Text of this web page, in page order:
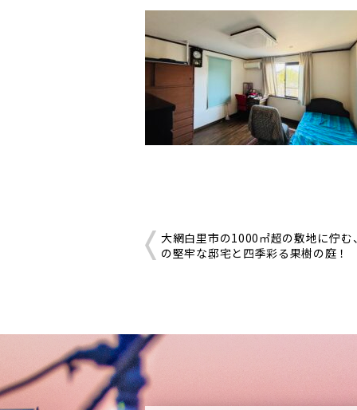
大網白里市の1000㎡超の敷地に佇む
の堅牢な邸宅と四季彩る果樹の庭！